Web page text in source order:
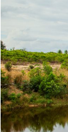
Templates